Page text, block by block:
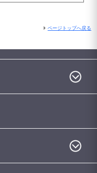
ページトップへ戻る